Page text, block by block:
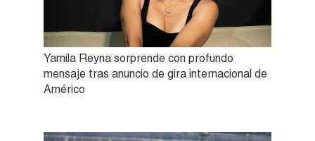
Yamila Reyna sorprende con profundo
mensaje tras anuncio de gira internacional de
Américo